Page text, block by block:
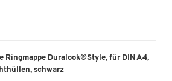
Ringmappe Duralook®Style, für DIN A4,
schwarz